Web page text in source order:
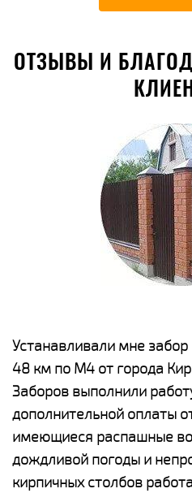
ОТЗЫВЫ И
Устанавливали мне
48 км по М4 от города
Заборов выполнили
дополнительной оплаты
имеющиеся распашные
дождливой погоды и
кирпичных столбов